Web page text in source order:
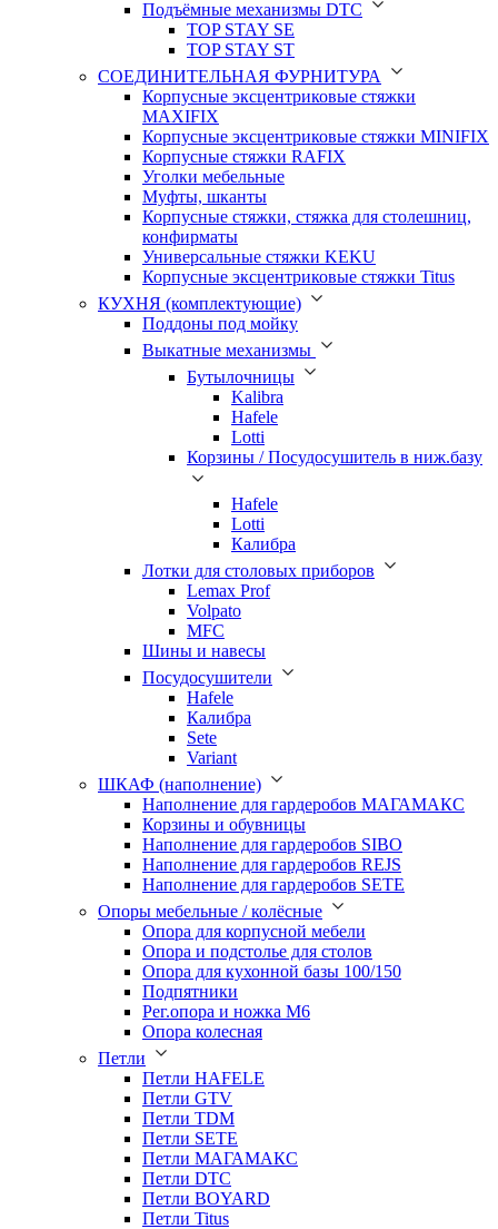
Подъёмные механизмы DTC
TOP STAY SE
TOP STAY ST
СОЕДИНИТЕЛЬНАЯ ФУРНИТУРА
Корпусные эксцентриковые стяжки
MAXIFIX
Корпусные эксцентриковые стяжки MINIFIX
Корпусные стяжки RAFIX
Уголки мебельные
Муфты, шканты
Корпусные стяжки, стяжка для столешниц,
конфирматы
Универсальные стяжки KEKU
Корпусные эксцентриковые стяжки Titus
КУХНЯ (комплектующие)
Поддоны под мойку
Выкатные механизмы
Бутылочницы
Kalibra
Hafele
Lotti
Корзины / Посудосушитель в ниж.базу
Hafele
Lotti
Калибра
Лотки для столовых приборов
Lemax Prof
Volpato
MFC
Шины и навесы
Посудосушители
Hafele
Калибра
Sete
Variant
ШКАФ (наполнение)
Наполнение для гардеробов МАГАМАКС
Корзины и обувницы
Наполнение для гардеробов SIBO
Наполнение для гардеробов REJS
Наполнение для гардеробов SETE
Опоры мебельные / колёсные
Опора для корпусной мебели
Опора и подстолье для столов
Опора для кухонной базы 100/150
Подпятники
Рег.опора и ножка М6
Опора колесная
Петли
Петли HAFELE
Петли GTV
Петли TDM
Петли SETE
Петли МАГАМАКС
Петли DTC
Петли BOYARD
Петли Titus